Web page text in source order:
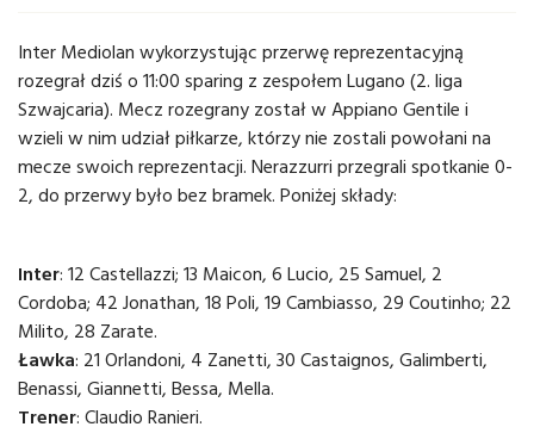
Inter Mediolan wykorzystując przerwę reprezentacyjną
rozegrał dziś o 11:00 sparing z zespołem Lugano (2. liga
Szwajcaria). Mecz rozegrany został w Appiano Gentile i
wzieli w nim udział piłkarze, którzy nie zostali powołani na
mecze swoich reprezentacji. Nerazzurri przegrali spotkanie 0-
2, do przerwy było bez bramek. Poniżej składy:
Inter: 12 Castellazzi; 13 Maicon, 6 Lucio, 25 Samuel, 2
Cordoba; 42 Jonathan, 18 Poli, 19 Cambiasso, 29 Coutinho; 22
Milito, 28 Zarate.
Ławka: 21 Orlandoni, 4 Zanetti, 30 Castaignos, Galimberti,
Benassi, Giannetti, Bessa, Mella.
Trener: Claudio Ranieri.